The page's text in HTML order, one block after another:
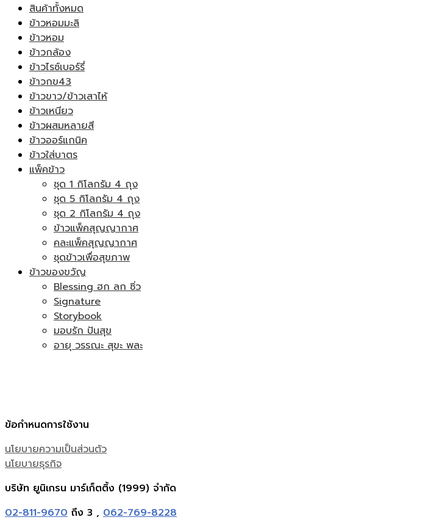
สินค้าทั้งหมด
ข้าวหอมมะลิ
ข้าวหอม
ข้าวกล้อง
ข้าวไรซ์เบอร์รี่
ข้าวกข43
ข้าวขาว/ข้าวเสาไห้
ข้าวเหนียว
ข้าวผสมหลายสี
ข้าวออร์แกนิค
ข้าวใส่บาตร
แพ็คข้าว
ชุด 1 กิโลกรัม 4 ถุง
ชุด 5 กิโลกรัม 4 ถุง
ชุด 2 กิโลกรัม 4 ถุง
ข้าวแพ็คสุญญากาศ
คละแพ็คสุญญากาศ
ชุดข้าวเพื่อสุขภาพ
ข้าวของขวัญ
Blessing ฮก ลก ซิ่ว
Signature
Storybook
มอบรัก ปันสุข
อายุ วรรณะ สุขะ พละ
ข้อกำหนดการใช้งาน
นโยบายความเป็นส่วนตัว
นโยบายธุรกิจ
บริษัท ยูนิเกรน มาร์เก็ตติ้ง (1999) จำกัด
02-811-9670 ถึง 3 , 062-769-8228